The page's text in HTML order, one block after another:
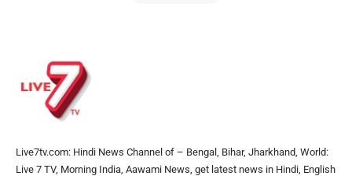
Live7tv.com: Hindi News Channel of – Bengal, Bihar, Jharkhand, World:
Live 7 TV, Morning India, Aawami News, get latest news in Hindi, English